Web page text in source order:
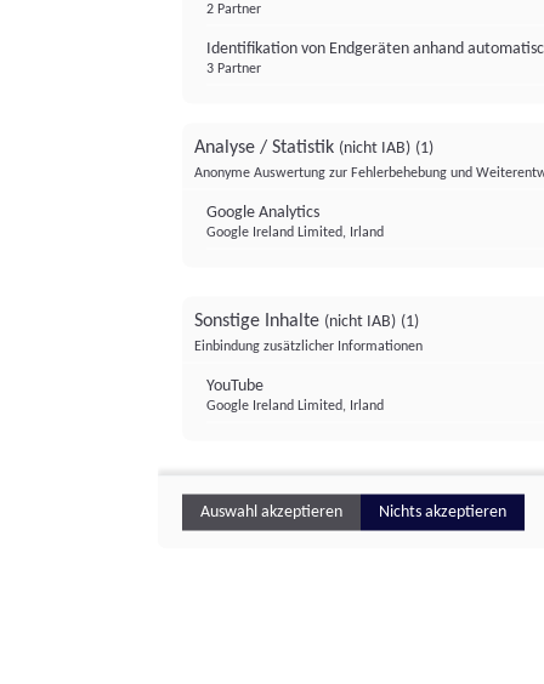
2 Partner
Identifikation von Endgeräten anhand
3 Partner
Analyse / Statistik (nicht IAB) (1)
Anonyme Auswertung zur Fehlerbehebung und
Google Analytics
Google Ireland Limited, Irland
Sonstige Inhalte (nicht IAB) (1)
Einbindung zusätzlicher Informationen
YouTube
Google Ireland Limited, Irland
Auswahl akzeptieren Nichts akzeptieren